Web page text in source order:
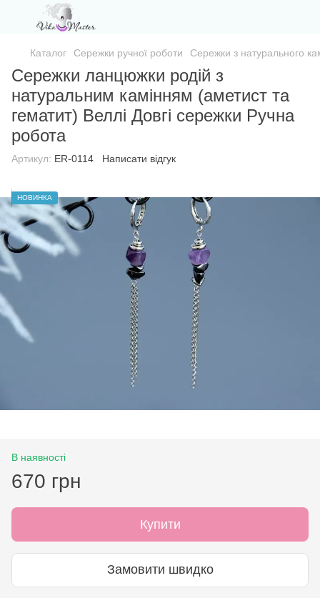
Каталог Сережки ручної роботи Сережки з натурального
Сережки ланцюжки родій з
натуральним камінням (аметист та
гематит) Веллі Довгі сережки Ручна
робота
Артикул: ER-0114 Написати відгук
НОВИНКА
В наявності
670 грн
Купити
Замовити швидко